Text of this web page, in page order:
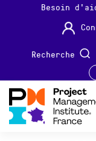
Besoin
Recherche